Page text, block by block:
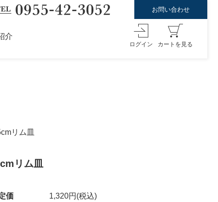
お問い合わせ
介
ログイン カートを見る
リム皿
リム皿
価 1,320円(税込)